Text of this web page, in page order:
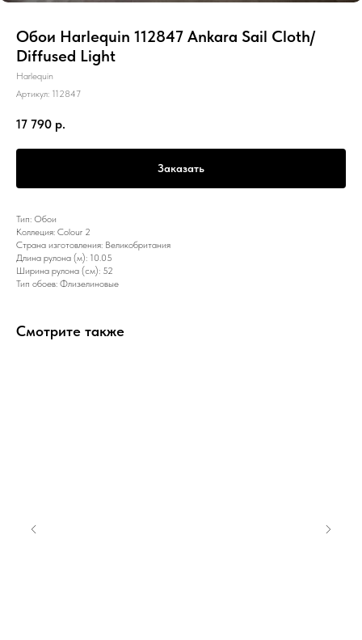
Обои Harlequin 112847 Ankara Sail Cloth/
Diffused Light
Harlequin
Артикул: 112847
17 790 р.
Заказать
Тип: Обои
Коллеция: Colour 2
Страна изготовления: Великобритания
Длина рулона (м): 10.05
Ширина рулона (см): 52
Тип обоев: Флизелиновые
Смотрите также